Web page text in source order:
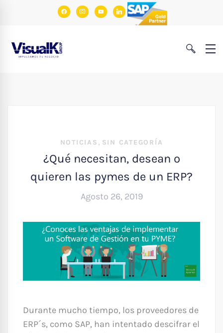
facebookinstagram
youtubelinkedin
NOTICIAS , SIN CATEGORÍA
¿Qué necesitan, desean o
quieren las pymes de un ERP?
Agosto 26, 2019
Durante mucho tiempo, los proveedores de
ERP´s, como SAP, han intentado descifrar el